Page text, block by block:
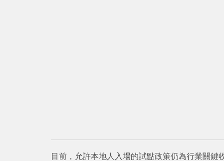
目前，允許本地人入場的試點政策仍為行業關